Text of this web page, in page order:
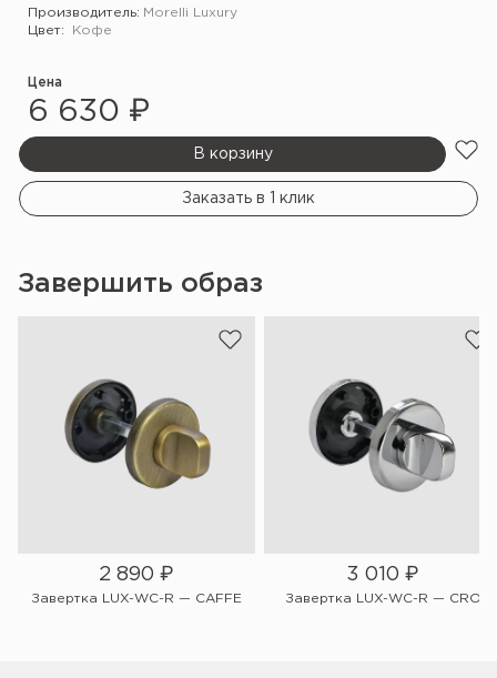
Производитель: Morelli Luxury
Цвет:
Кофе
Цена
6 630 ₽
В корзину
Заказать в 1 клик
Завершить образ
2 890 ₽
Завертка LUX-WC-R — CAFFE
3 010 ₽
Завертка LUX-WC-R — CRO